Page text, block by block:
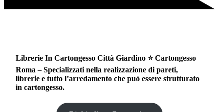
Librerie In Cartongesso Città Giardino ⭐ Cartongesso
Roma – Specializzati nella realizzazione di pareti,
librerie e tutto l’arredamento che può essere strutturato
in cartongesso.